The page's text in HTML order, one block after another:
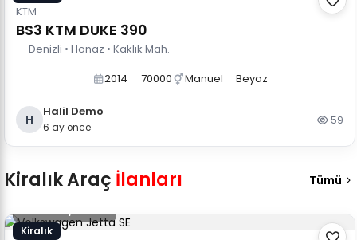
KTM
BS3 KTM DUKE 390
Denizli • Honaz • Kaklık Mah.
2014
70000 Manuel Beyaz
H
Halil Demo
6 ay önce
59
Kiralık Araç İlanları Tümü
Kiralık
5.000 TL/ Günlük